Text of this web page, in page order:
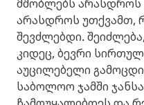
მშობლებს არასდროს
არასდროს უთქვამთ,
შევძლებდი.
კიდეც, ბევრი
აუცილებელი
საბოლოო ჯამში